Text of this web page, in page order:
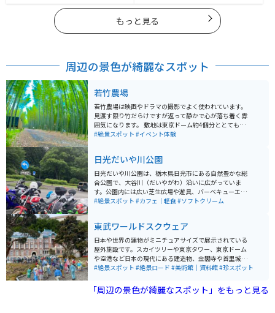
もっと見る
周辺の景色が綺麗なスポット
若竹農場
若竹農場は映画やドラマの撮影でよく使われています。
見渡す限り竹だらけですが返って静かで心が落ち着く雰
囲気になります。 敷地は東京ドーム約4個分ととても広
いです。 とても広大な敷地なので、夜の時間になるとラ
#絶景スポット #イベント体験
日光だいや川公園
日光だいや川公園は、栃木県日光市にある自然豊かな総
合公園で、大谷川（だいやがわ）沿いに広がっていま
す。公園内には広い芝生広場や遊具、バーベキューエリ
アがあり、家族連れや友人同士で楽しめるレジャースポ
渡せます。春には新緑が秋には紅葉を楽しむことができ
ます。 野菜直売所もあり、新鮮な地元の野菜や、お土産
などを買うこともできます。公園はウォーキングコース
にもなっているので自然散策もできます。さらに、パー
クゴルフ場やテニスコートなどのスポーツ施設も充実し
ており、アクティブに過ごしたい人にもオススメの場所
が開催されることもあり、地元住民や観光客に親しまれ
#絶景スポット #カフェ｜軽食#ソフトクリーム
東武ワールドスクウェア
日本や世界の建物がミニチュアサイズで展示されている
屋外施設です。スカイツリーや東京タワー、東京ドーム
や空港など日本の現代にある建造物、金閣寺や首里城の
日本の世界遺産などが見られます。 日本以外のエリアが
ンク、ヨーロッパエリアだとエッフェル塔、ピサの斜
塔、コロッセオなどがあります。 1度に様々な世界遺産
#絶景スポット #絶景ロード #美術館｜資料館#珍スポット
「周辺の景色が綺麗なスポット」をもっと見る